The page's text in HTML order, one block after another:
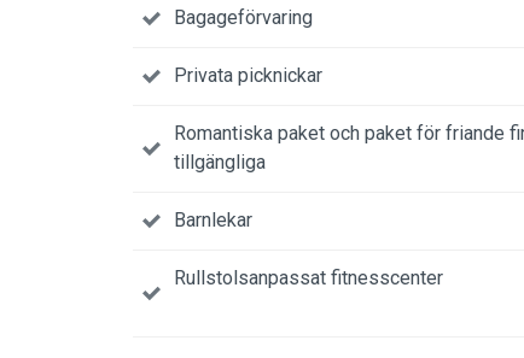
Bagageförvaring
Privata picknickar
Romantiska paket och paket för friande
tillgängliga
Barnlekar
Rullstolsanpassat fitnesscenter